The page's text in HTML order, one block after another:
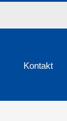
Kontakt